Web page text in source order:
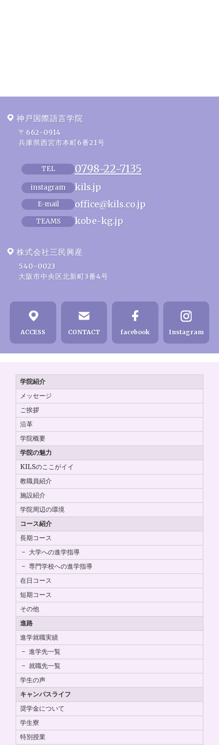
神戸国際語言学院
〒662-0914
兵庫県西宮市本町6番21号
TEL 0798-22-7135
instagram kils.jp
E-mail office@kils.co.jp
TEAMS kobe-kg.jp
株式会社三民興産
540-0023
大阪市中央区北新町3番4号
ACCESS CONTACT facebook Instagram
学院紹介
メッセージ
ご挨拶
沿革
学院概要
学院の魅力
KILSのここがイイ
教職員紹介
施設紹介
学院周辺の環境
コース紹介
長期コース
大学への進学指導
専門学校への進学指導
在日コース
短期コース
その他
進路
進学就職実績
進学先一覧
就職先一覧
学生の声
キャンパスライフ
奨学金について
学生寮
特別授業